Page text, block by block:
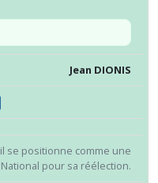
Jean DIONIS
se positionne comme une
pour sa réélection.